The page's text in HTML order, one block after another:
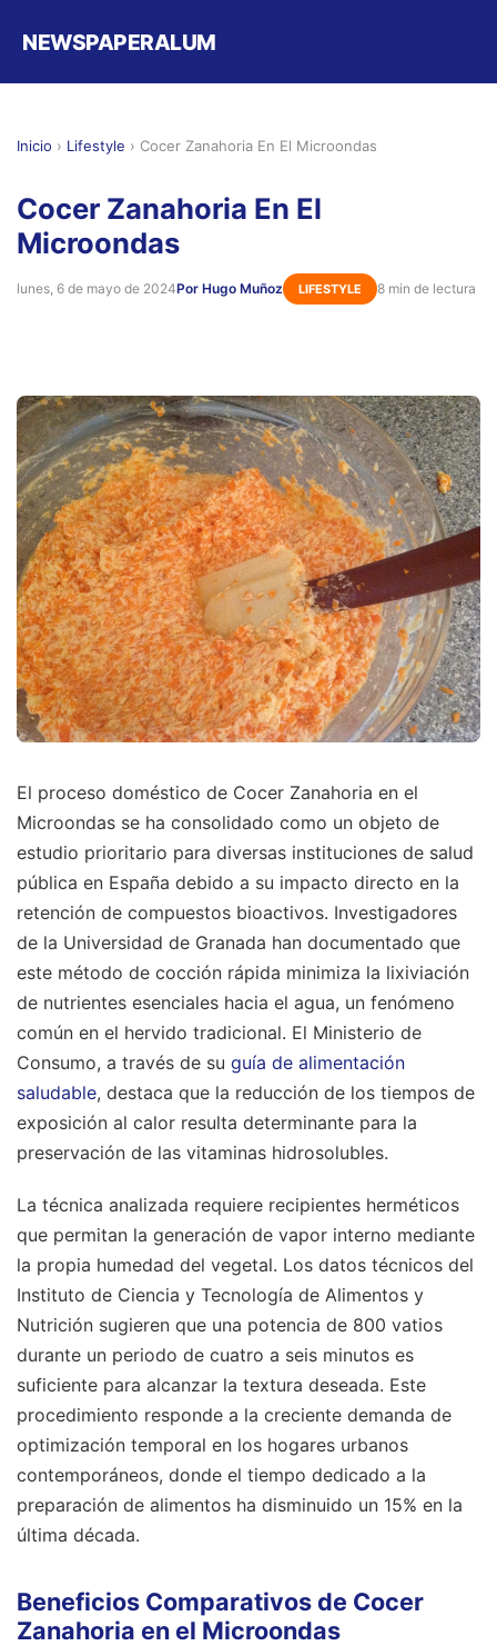
NEWSPAPERALUM
Inicio › Lifestyle › Cocer Zanahoria En El Microondas
Cocer Zanahoria En El
Microondas
lunes, 6 de mayo de 2024Por Hugo Muñoz LIFESTYLE 8 min de lectura
El proceso doméstico de Cocer Zanahoria en el
Microondas se ha consolidado como un objeto de
estudio prioritario para diversas instituciones de salud
pública en España debido a su impacto directo en la
retención de compuestos bioactivos. Investigadores
de la Universidad de Granada han documentado que
este método de cocción rápida minimiza la lixiviación
de nutrientes esenciales hacia el agua, un fenómeno
común en el hervido tradicional. El Ministerio de
Consumo, a través de su guía de alimentación
saludable, destaca que la reducción de los tiempos de
exposición al calor resulta determinante para la
preservación de las vitaminas hidrosolubles.
La técnica analizada requiere recipientes herméticos
que permitan la generación de vapor interno mediante
la propia humedad del vegetal. Los datos técnicos del
Instituto de Ciencia y Tecnología de Alimentos y
Nutrición sugieren que una potencia de 800 vatios
durante un periodo de cuatro a seis minutos es
suficiente para alcanzar la textura deseada. Este
procedimiento responde a la creciente demanda de
optimización temporal en los hogares urbanos
contemporáneos, donde el tiempo dedicado a la
preparación de alimentos ha disminuido un 15% en la
última década.
Beneficios Comparativos de Cocer
Zanahoria en el Microondas